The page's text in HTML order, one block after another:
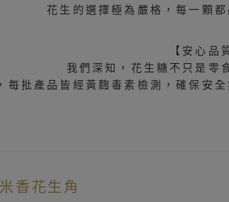
花生的選擇極為嚴格，每一顆
【安心品
我們深知，花生糖不只是零
每批產品皆經黃麴毒素檢測，確保安
香花生角